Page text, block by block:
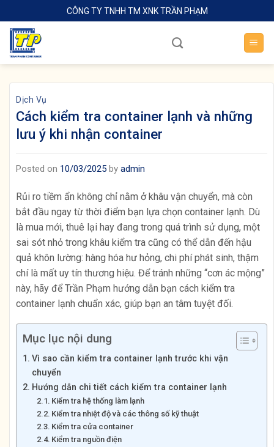
to
content
CÔNG TY TNHH TM XNK TRẦN PHẠM
Dịch Vụ
Cách kiểm tra container lạnh và những
lưu ý khi nhận container
Posted on 10/03/2025 by admin
Rủi ro tiềm ẩn không chỉ nằm ở khâu vận chuyển, mà còn
bắt đầu ngay từ thời điểm bạn lựa chọn container lạnh. Dù
là mua mới, thuê lại hay đang trong quá trình sử dụng, một
sai sót nhỏ trong khâu kiểm tra cũng có thể dẫn đến hậu
quả khôn lường: hàng hóa hư hỏng, chi phí phát sinh, thậm
chí là mất uy tín thương hiệu. Để tránh những “cơn ác mộng”
này, hãy để Trần Phạm hướng dẫn bạn cách kiểm tra
container lạnh chuẩn xác, giúp bạn an tâm tuyệt đối.
Mục lục nội dung
Vì sao cần kiểm tra container lạnh trước khi vận
chuyển
Hướng dẫn chi tiết cách kiểm tra container lạnh
Kiểm tra hệ thống làm lạnh
Kiểm tra nhiệt độ và các thông số kỹ thuật
Kiểm tra cửa container
Kiểm tra nguồn điện